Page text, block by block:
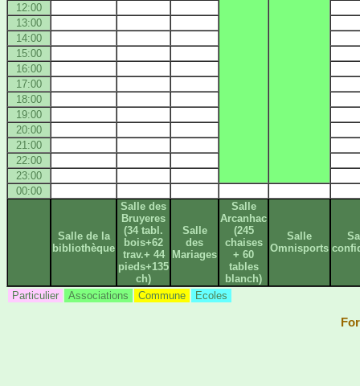
12:00
13:00
14:00
15:00
16:00
17:00
18:00
19:00
20:00
21:00
22:00
23:00
00:00
Salle de la
bibliothèque
Salle des
Bruyeres
(34 tabl.
bois+62
trav.+ 44
pieds+135
ch)
Salle
des
Mariages
Salle
Arcanhac
(245
chaises
+ 60
tables
blanch)
Salle
Omnisports
Particulier Associations Commune Ecoles